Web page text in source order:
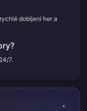
dobíjení her a
7.